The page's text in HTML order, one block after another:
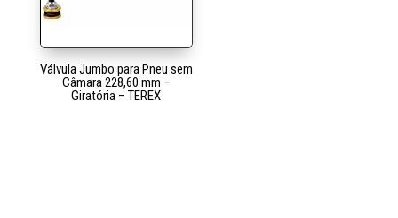
Válvula Jumbo para Pneu sem
Câmara 228,60 mm –
Giratória – TEREX